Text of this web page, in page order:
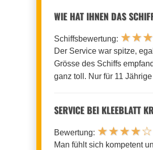
WIE HAT IHNEN DAS
Schiffsbewertung: ★★★
Der Service war spitze,
Grösse des Schiffs
ganz toll. Nur für 11
SERVICE BEI KLEEBLATT
Bewertung: ★★★★☆
Man fühlt sich kompetent